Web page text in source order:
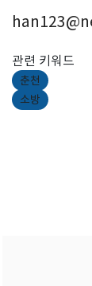
관련 키워드
춘천
소방